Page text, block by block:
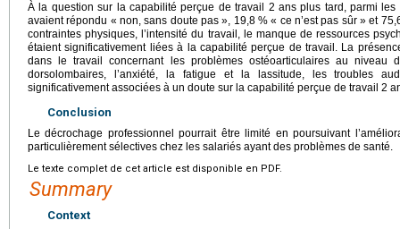
À la question sur la capabilité perçue de travail 2 ans plus tard, parmi
avaient répondu « non, sans doute pas », 19,8 % « ce n’est pas sûr » et
contraintes physiques, l’intensité du travail, le manque de ressources
étaient significativement liées à la capabilité perçue de travail. La
dans le travail concernant les problèmes ostéoarticulaires au niveau
dorsolombaires, l’anxiété, la fatigue et la lassitude, les troubles
significativement associées à un doute sur la capabilité perçue de travail 2
Conclusion
Le décrochage professionnel pourrait être limité en poursuivant
particulièrement sélectives chez les salariés ayant des problèmes de santé.
Le texte complet de cet article est disponible en PDF.
Summary
Context